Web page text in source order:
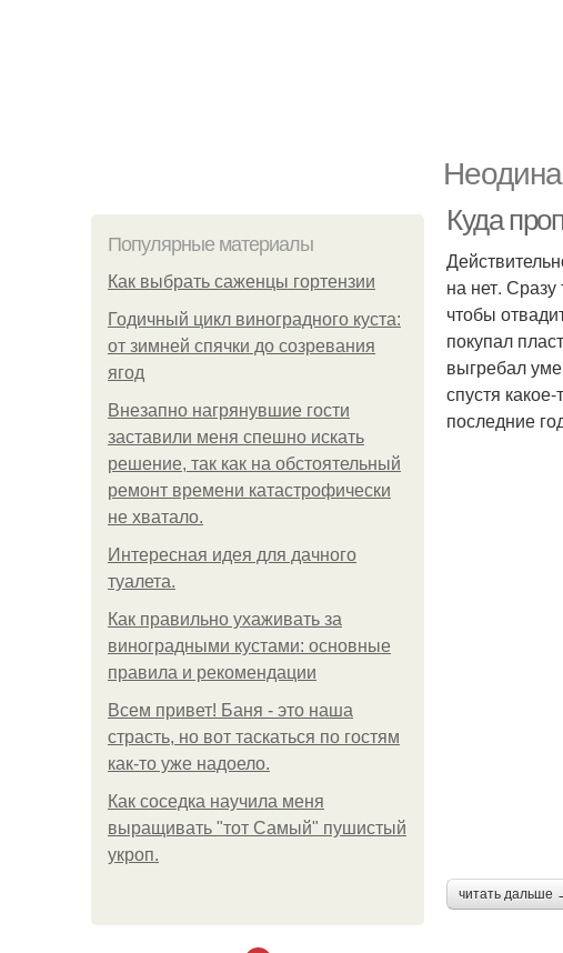
Популярные материалы
Как выбрать саженцы гортензии
Годичный цикл виноградного куста:
от зимней спячки до созревания
ягод
Внезапно нагрянувшие гости
заставили меня спешно искать
решение, так как на обстоятельный
ремонт времени катастрофически
не хватало.
Интересная идея для дачного
туалета.
Как правильно ухаживать за
виноградными кустами: основные
правила и рекомендации
Всем привет! Баня - это наша
страсть, но вот таскаться по гостям
как-то уже надоело.
Как соседка научила меня
выращивать "тот Самый" пушистый
укроп.
Куда
на нет.
чтобы
покупал
выгребал
спустя
последние
читать дальше